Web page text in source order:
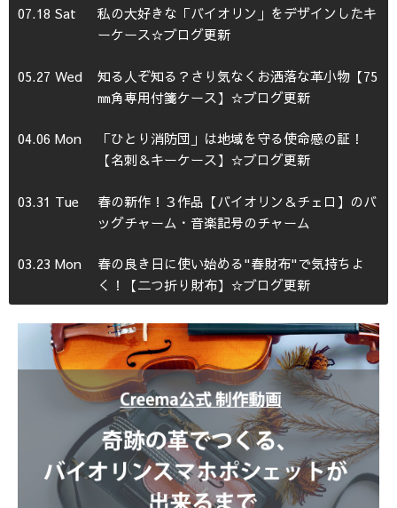
07.18 Sat
私の大好きな「バイオリン」をデザインしたキ
ーケース☆ブログ更新
05.27 Wed
知る人ぞ知る？さり気なくお洒落な革小物【75
㎜角専用付箋ケース】☆ブログ更新
04.06 Mon
「ひとり消防団」は地域を守る使命感の証！
【名刺＆キーケース】☆ブログ更新
03.31 Tue
春の新作！３作品【バイオリン＆チェロ】のバ
ッグチャーム・音楽記号のチャーム
03.23 Mon
春の良き日に使い始める"春財布"で気持ちよ
く！【二つ折り財布】☆ブログ更新